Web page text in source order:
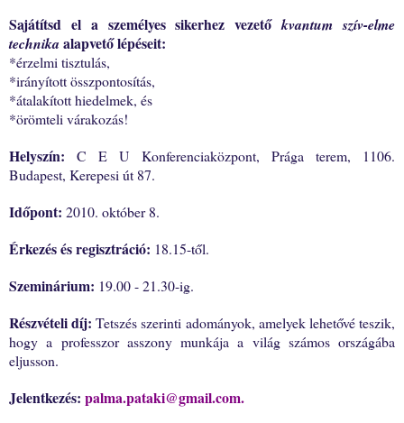
Sajátítsd el a személyes sikerhez vezetőkvantum szív-elme
technika alapvető lépéseit:
*érzelmi tisztulás,
*irányított összpontosítás,
*átalakított hiedelmek, és
*örömteli várakozás!
Helyszín: C E U Konferenciaközpont, Prága terem, 1106.
Budapest, Kerepesi út 87.
Időpont: 2010. október 8.
Érkezés és regisztráció: 18.15-től.
Szeminárium: 19.00 - 21.30-ig.
Részvételi díj: Tetszés szerinti adományok, amelyek lehetővé teszik,
hogy a professzor asszony munkája a világ számos országába
eljusson.
Jelentkezés: palma.pataki@gmail.com.